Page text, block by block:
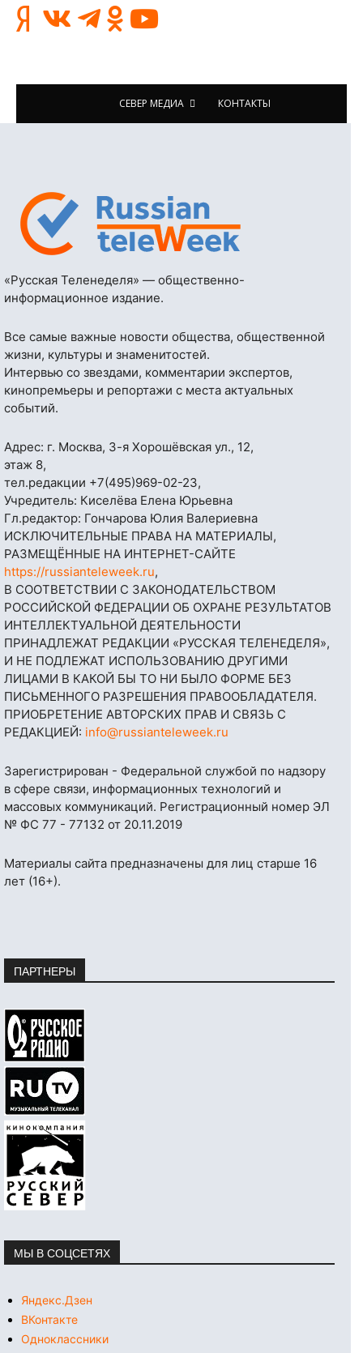
СЕВЕР МЕДИА КОНТАКТЫ
«Русская Теленеделя» — общественно-
информационное издание.
Все самые важные новости общества, общественной
жизни, культуры и знаменитостей.
Интервью со звездами, комментарии экспертов,
кинопремьеры и репортажи с места актуальных
событий.
Адрес: г. Москва, 3-я Хорошёвская ул., 12,
этаж 8,
тел.редакции +7(495)969-02-23,
Учредитель: Киселёва Елена Юрьевна
Гл.редактор: Гончарова Юлия Валериевна
ИСКЛЮЧИТЕЛЬНЫЕ ПРАВА НА МАТЕРИАЛЫ,
РАЗМЕЩЁННЫЕ НА ИНТЕРНЕТ-САЙТЕ
https://russianteleweek.ru,
В СООТВЕТСТВИИ С ЗАКОНОДАТЕЛЬСТВОМ
РОССИЙСКОЙ ФЕДЕРАЦИИ ОБ ОХРАНЕ РЕЗУЛЬТАТОВ
ИНТЕЛЛЕКТУАЛЬНОЙ ДЕЯТЕЛЬНОСТИ
ПРИНАДЛЕЖАТ РЕДАКЦИИ «РУССКАЯ ТЕЛЕНЕДЕЛЯ»,
И НЕ ПОДЛЕЖАТ ИСПОЛЬЗОВАНИЮ ДРУГИМИ
ЛИЦАМИ В КАКОЙ БЫ ТО НИ БЫЛО ФОРМЕ БЕЗ
ПИСЬМЕННОГО РАЗРЕШЕНИЯ ПРАВООБЛАДАТЕЛЯ.
ПРИОБРЕТЕНИЕ АВТОРСКИХ ПРАВ И СВЯЗЬ С
РЕДАКЦИЕЙ: info@russianteleweek.ru
Зарегистрирован - Федеральной службой по надзору
в сфере связи, информационных технологий и
массовых коммуникаций. Регистрационный номер ЭЛ
№ ФС 77 - 77132 от 20.11.2019
Материалы сайта предназначены для лиц старше 16
лет (16+).
ПАРТНЕРЫ
МЫ В СОЦСЕТЯХ
Яндекс.Дзен
ВКонтакте
Одноклассники